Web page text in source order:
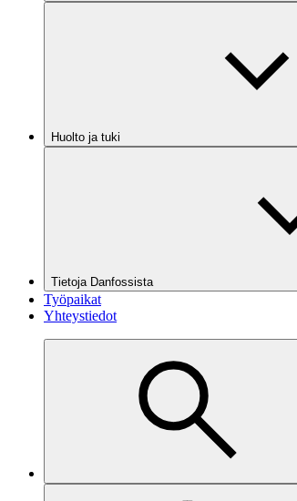
Huolto ja tuki
Tietoja Danfossista
Työpaikat
Yhteystiedot